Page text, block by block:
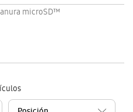
microSD™